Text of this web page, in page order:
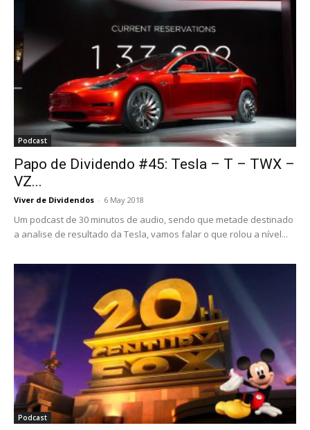
Podcast
Papo de Dividendo #45: Tesla – T – TWX –
VZ...
Viver de Dividendos - 6 May 2018
Um podcast de 30 minutos de audio, sendo que metade destinado
a analise de resultado da Tesla, vamos falar o que rolou a nível...
Podcast